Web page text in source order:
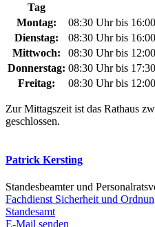
Tag
Montag:
08:30 Uhr bis
Dienstag:
08:30 Uhr bis
Mittwoch:
08:30 Uhr bis
Donnerstag: 08:30 Uhr bis
Freitag:
08:30 Uhr bis
Zur Mittagszeit ist das Rathaus
geschlossen.
Patrick Kersting
Standesbeamter und
Fachdienst Sicherheit und
Standesamt
E-Mail senden